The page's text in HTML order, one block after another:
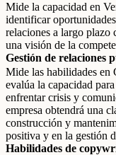
Mide la capacidad en
identificar
relaciones a largo plazo
una visión de la
Gestión de relaciones
Mide las habilidades en
evalúa la capacidad
enfrentar crisis y
empresa obtendrá una
construcción y
positiva y en la gestión
Habilidades de